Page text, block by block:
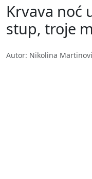
Krvava noć
stup, troje
Autor: Nikolina